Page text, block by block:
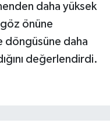
daha yüksek
göz önüne
döngüsüne daha
değerlendirdi.